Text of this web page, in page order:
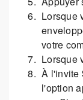
Lorsque
votre
Lorsque
À l'invite
l'option